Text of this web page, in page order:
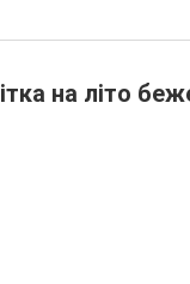
на літо